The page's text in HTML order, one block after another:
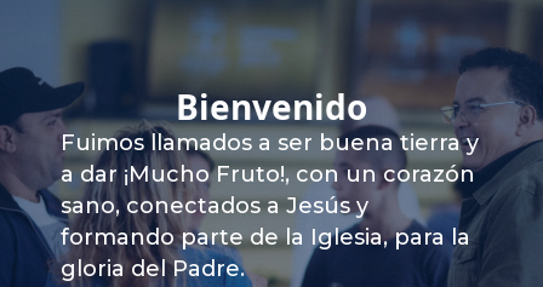
Bienvenido
Fuimos llamados a ser buena tierra y
a dar ¡Mucho Fruto!, con un corazón
sano, conectados a Jesús y
formando parte de la Iglesia, para la
gloria del Padre.